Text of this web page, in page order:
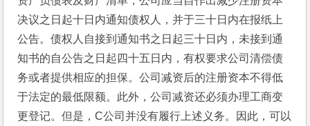
决议之日起十日内通知债权人，并于三十日内在报纸上
公告。债权人自接到通知书之日起三十日内，未接到通
知书的自公告之日起四十五日内，有权要求公司清偿债
务或者提供相应的担保。公司减资后的注册资本不得低
于法定的最低限额。此外，公司减资还必须办理工商变
更登记。但是，C公司并没有履行上述义务。因此，可以